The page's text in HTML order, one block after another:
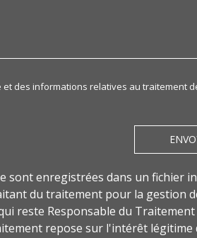
des informations relatives au traitement
sont enregistrées dans un fichier
du traitement pour la gestion
reste Responsable du Traitement
repose sur l'intérêt légitime